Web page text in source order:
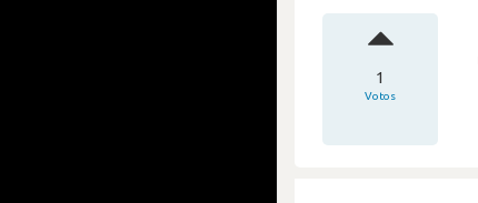
1
Votos